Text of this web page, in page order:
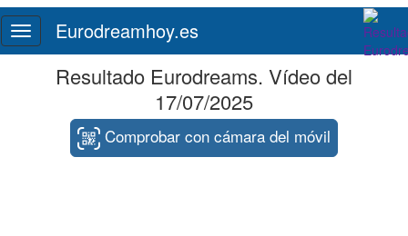
Toggle
navigation
Eurodreamhoy.es
Resultado Eurodreams. Vídeo del
17/07/2025
Comprobar con cámara del móvil